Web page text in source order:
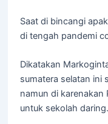
Saat di bincangi
di tengah pandemi
Dikatakan
sumatera selatan ini
namun di karenakan
untuk sekolah daring.